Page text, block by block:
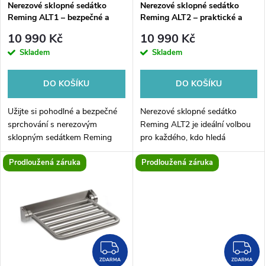
p
r
o
d
u
k
p
r
d
u
k
Nerezové sklopné sedátko
Reming ALT1 – bezpečné a
10 990 Kč
Skladem
DO KOŠÍKU
Užijte si pohodlné a bezpečné
sprchování s nerezovým
sklopným sedátkem Reming
ALT1. Díky nosnosti 200 kg
poskytuje stabilní oporu a je
Nerezové sklopné sedátko
Reming ALT2 – praktické a
10 990 Kč
Skladem
DO KOŠÍKU
Nerezové sklopné sedátko
Reming ALT2 je ideální volbou
pro každého, kdo hledá
bezpečné a pohodlné sezení ve
sprše. S nosností 200 kg nabízí
Prodloužená záruka
ZDARMA
ZDARMA
Prodloužená záruka
ZDARMA